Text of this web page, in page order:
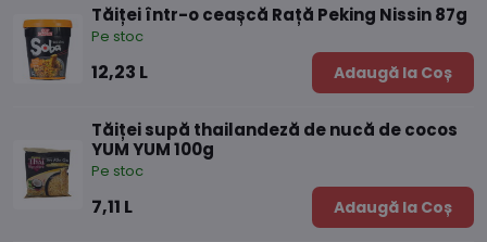
Tăiței într-o ceașcă Rață Peking Nissin 87g
Pe stoc
12,23 L Adaugă la Coș
Tăiței supă thailandeză de nucă de cocos
YUM YUM 100g
Pe stoc
7,11 L Adaugă la Coș